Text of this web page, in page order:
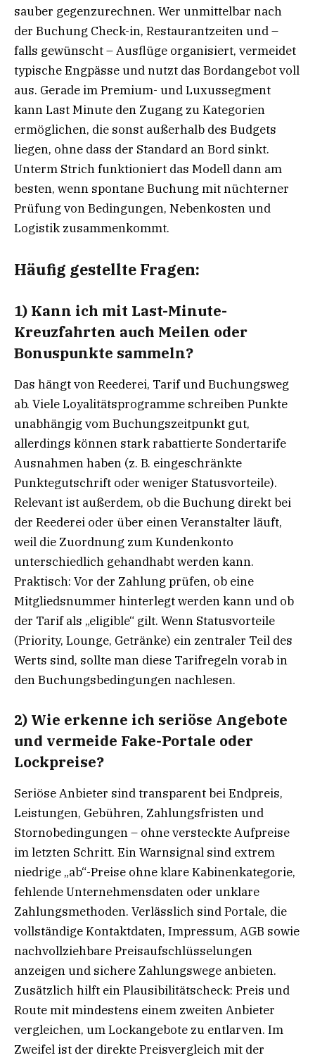
sauber gegenzurechnen. Wer unmittelbar nach
der Buchung Check-in, Restaurantzeiten und –
falls gewünscht – Ausflüge organisiert, vermeidet
typische Engpässe und nutzt das Bordangebot voll
aus. Gerade im Premium- und Luxussegment
kann Last Minute den Zugang zu Kategorien
ermöglichen, die sonst außerhalb des Budgets
liegen, ohne dass der Standard an Bord sinkt.
Unterm Strich funktioniert das Modell dann am
besten, wenn spontane Buchung mit nüchterner
Prüfung von Bedingungen, Nebenkosten und
Logistik zusammenkommt.
Häufig gestellte Fragen:
1) Kann ich mit Last-Minute-
Kreuzfahrten auch Meilen oder
Bonuspunkte sammeln?
Das hängt von Reederei, Tarif und Buchungsweg
ab. Viele Loyalitätsprogramme schreiben Punkte
unabhängig vom Buchungszeitpunkt gut,
allerdings können stark rabattierte Sondertarife
Ausnahmen haben (z. B. eingeschränkte
Punktegutschrift oder weniger Statusvorteile).
Relevant ist außerdem, ob die Buchung direkt bei
der Reederei oder über einen Veranstalter läuft,
weil die Zuordnung zum Kundenkonto
unterschiedlich gehandhabt werden kann.
Praktisch: Vor der Zahlung prüfen, ob eine
Mitgliedsnummer hinterlegt werden kann und ob
der Tarif als „eligible“ gilt. Wenn Statusvorteile
(Priority, Lounge, Getränke) ein zentraler Teil des
Werts sind, sollte man diese Tarifregeln vorab in
den Buchungsbedingungen nachlesen.
2) Wie erkenne ich seriöse Angebote
und vermeide Fake-Portale oder
Lockpreise?
Seriöse Anbieter sind transparent bei Endpreis,
Leistungen, Gebühren, Zahlungsfristen und
Stornobedingungen – ohne versteckte Aufpreise
im letzten Schritt. Ein Warnsignal sind extrem
niedrige „ab“-Preise ohne klare Kabinenkategorie,
fehlende Unternehmensdaten oder unklare
Zahlungsmethoden. Verlässlich sind Portale, die
vollständige Kontaktdaten, Impressum, AGB sowie
nachvollziehbare Preisaufschlüsselungen
anzeigen und sichere Zahlungswege anbieten.
Zusätzlich hilft ein Plausibilitätscheck: Preis und
Route mit mindestens einem zweiten Anbieter
vergleichen, um Lockangebote zu entlarven. Im
Zweifel ist der direkte Preisvergleich mit der